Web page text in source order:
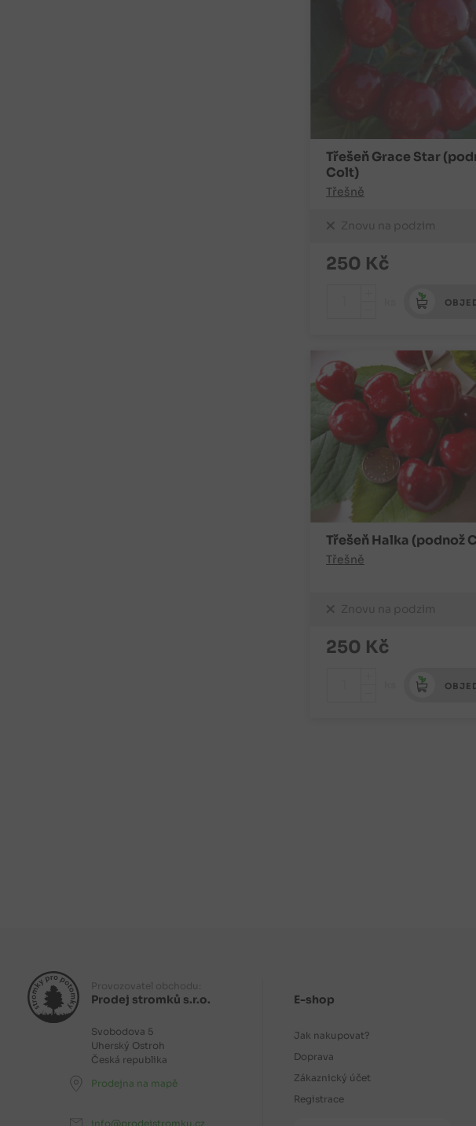
Třešeň Grace Star
Colt)
Třešně
Znovu na podzim
250 Kč
Třešeň Halka (podnož
Třešně
Znovu na podzim
250 Kč
Provozovatel obchodu:
Prodej stromků s.r.o.
Svobodova 5
Uherský Ostroh
Česká republika
Prodejna na mapě
info@prodejstromku.cz
E-shop
Jak nakupovat?
Doprava
Zákaznický účet
Registrace